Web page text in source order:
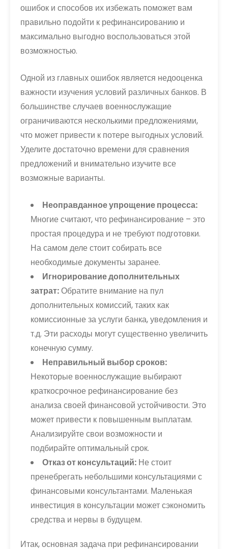
ошибок и способов их избежать поможет вам
правильно подойти к рефинансированию и
максимально выгодно воспользоваться этой
возможностью.
Одной из главных ошибок является недооценка
важности изучения условий различных банков. В
большинстве случаев военнослужащие
ограничиваются несколькими предложениями,
что может привести к потере выгодных условий.
Уделите достаточно времени для сравнения
предложений и внимательно изучите все
возможные варианты.
Неоправданное упрощение процесса:
Многие считают, что рефинансирование – это
простая процедура и не требуют подготовки.
На самом деле стоит собирать все
необходимые документы заранее.
Игнорирование дополнительных
затрат:Обратите внимание на пул
дополнительных комиссий, таких как
комиссионные за услуги банка, уведомления и
т.д. Эти расходы могут существенно увеличить
конечную сумму.
Неправильный выбор сроков:
Некоторые военнослужащие выбирают
краткосрочное рефинансирование без
анализа своей финансовой устойчивости. Это
может привести к повышенным выплатам.
Анализируйте свои возможности и
подбирайте оптимальный срок.
Отказ от консультаций: Не стоит
пренебрегать небольшими консультациями с
финансовыми консультантами. Маленькая
инвестиция в консультации может сэкономить
средства и нервы в будущем.
Итак, основная задача при рефинансировании